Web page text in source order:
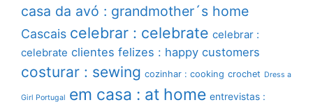
casa da avó : grandmother´s home
Cascais celebrar : celebrate celebrar :
celebrate clientes felizes : happy customers
costurar : sewing cozinhar : cooking crochet Dress a
Girl Portugal em casa : at home entrevistas :